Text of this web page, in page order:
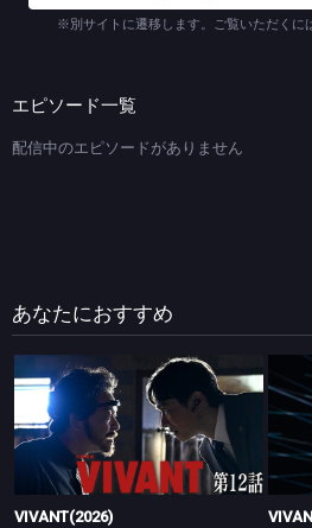
では現在、会社が契約しているやり手の公
とつき合っているが、迅人はバツイチで、
まだに嵐の携帯の番号を自分の携帯から消
しく愛し合った２人だったが、卒業が迫っ
に不安を感じたあかりは、自分から嵐と別れ
そんなある日、久々に学生時代の仲間が集
(C)テレパック／TBS
※別サイトに遷移します。ご覧いただくに
エピソード一覧
配信中のエピソードがありません
あなたにおすすめ
VIVANT(2026)
VIVANT(2026)